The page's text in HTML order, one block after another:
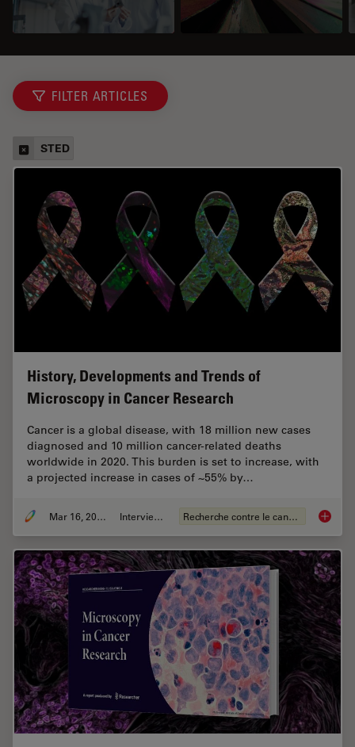
FILTER ARTICLES
STED
History, Developments and Trends of
Microscopy in Cancer Research
Cancer is a global disease, with 18 million new cases
diagnosed and 10 million cancer-related deaths
worldwide in 2020. This burden is set to increase, with
a projected increase in cases of ~55% by…
Mar 16, 2026 Interviews Recherche contre le cancer